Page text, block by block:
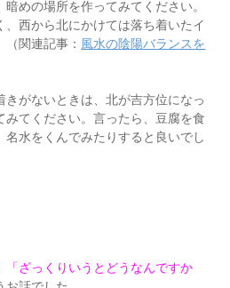
めの場所を作ってみてください。
西から北にかけては落ち着いたイ
関連記事： 風水の陰陽バランスを
がないときは、北が吉方位になっ
みてください。言ったら、豆腐を食
水をくんでみたりすると良いでし
「ざっくりいうとどうなんですか